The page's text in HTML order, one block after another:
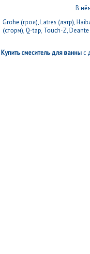
В
Grohe (гроя), Latres (лэтр),
(сторм), Q-tap, Touch-Z,
Купить смеситель для ванныс